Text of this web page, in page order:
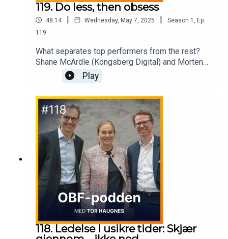
119. Do less, then obsess
48:14 | Wednesday, May 7, 2025 | Season 1
Ep.
119
What separates top performers from the rest?
Shane McArdle (Kongsberg Digital) and Morten
Hansen (management professor and bestselling
author) discuss how to lead with focus, turn
right way.
Play
118. Ledelse i usikre tider: Skjær